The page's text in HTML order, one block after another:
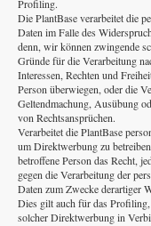
Profiling.
Die PlantBase verarbeitet die
Daten im Falle des
denn, wir können zwingende
Gründe für die Verarbeitung
Interessen, Rechten und
Person überwiegen, oder die
Geltendmachung, Ausübung
von Rechtsansprüchen.
Verarbeitet die PlantBase
um Direktwerbung zu
betroffene Person das Recht,
gegen die Verarbeitung der
Daten zum Zwecke derartiger
Dies gilt auch für das
solcher Direktwerbung in